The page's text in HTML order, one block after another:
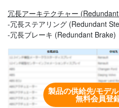
冗長アーキテクチャー
-冗長ステアリング (Redundant
-冗長ブレーキ (Redundant Brake)
製品の供給先/モデ
無料会員登